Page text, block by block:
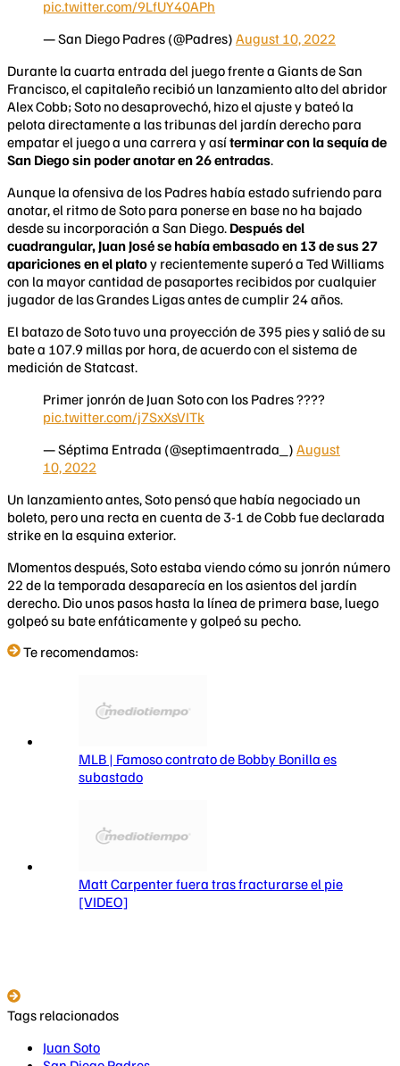
pic.twitter.com/9LfUY40APh
— San Diego Padres (@Padres) August 10, 2022
Durante la cuarta entrada del juego frente a Giants de San
Francisco, el capitaleño recibió un lanzamiento alto del abridor
Alex Cobb; Soto no desaprovechó, hizo el ajuste y bateó la
pelota directamente a las tribunas del jardín derecho para
empatar el juego a una carrera y asíterminar con la sequía de
San Diego sin poder anotar en 26 entradas.
Aunque la ofensiva de los Padres había estado sufriendo para
anotar, el ritmo de Soto para ponerse en base no ha bajado
desde su incorporación a San Diego. Después del
cuadrangular, Juan José se había embasado en 13 de sus 27
apariciones en el platoy recientemente superó a Ted Williams
con la mayor cantidad de pasaportes recibidos por cualquier
jugador de las Grandes Ligas antes de cumplir 24 años.
El batazo de Soto tuvo una proyección de 395 pies y salió de su
bate a 107.9 millas por hora, de acuerdo con el sistema de
medición de Statcast.
Primer jonrón de Juan Soto con los Padres ????
pic.twitter.com/j7SxXsVITk
— Séptima Entrada (@septimaentrada_) August
10, 2022
Un lanzamiento antes, Soto pensó que había negociado un
boleto, pero una recta en cuenta de 3-1 de Cobb fue declarada
strike en la esquina exterior.
Momentos después, Soto estaba viendo cómo su jonrón número
22 de la temporada desaparecía en los asientos del jardín
derecho. Dio unos pasos hasta la línea de primera base, luego
golpeó su bate enfáticamente y golpeó su pecho.
Te recomendamos:
MLB | Famoso contrato de Bobby Bonilla es
subastado
Matt Carpenter fuera tras fracturarse el pie
[VIDEO]
Tags relacionados
Juan Soto